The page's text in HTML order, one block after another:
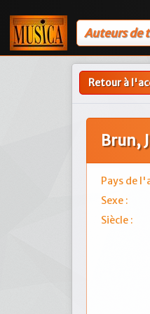
Auteurs de
Retour à
Brun,
Pays de
Sexe :
Siècle :